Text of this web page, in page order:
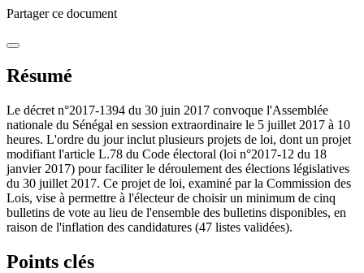
Partager ce document
Résumé
Le décret n°2017-1394 du 30 juin 2017 convoque l'Assemblée
nationale du Sénégal en session extraordinaire le 5 juillet 2017 à 10
heures. L'ordre du jour inclut plusieurs projets de loi, dont un projet
modifiant l'article L.78 du Code électoral (loi n°2017-12 du 18
janvier 2017) pour faciliter le déroulement des élections législatives
du 30 juillet 2017. Ce projet de loi, examiné par la Commission des
Lois, vise à permettre à l'électeur de choisir un minimum de cinq
bulletins de vote au lieu de l'ensemble des bulletins disponibles, en
raison de l'inflation des candidatures (47 listes validées).
Points clés